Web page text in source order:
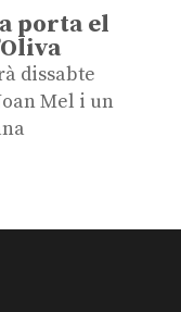
porta el
dissabte
Mel i un